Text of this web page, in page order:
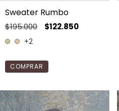
Sweater Rumbo
$195.000 $122.850
+2
COMPRAR